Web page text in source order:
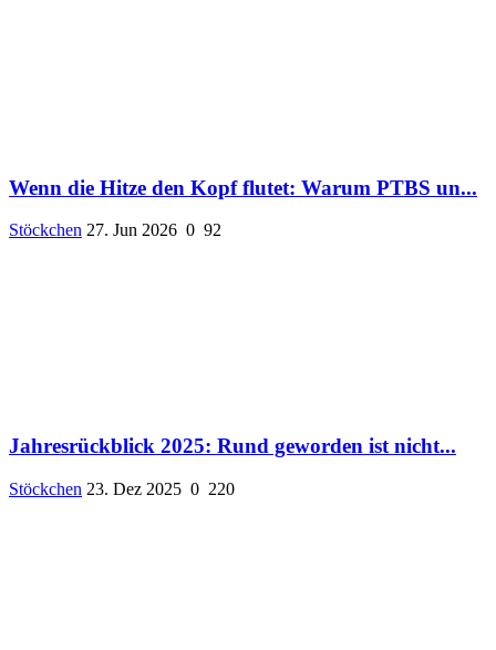
Wenn die Hitze den Kopf flutet: Warum PTBS un...
Stöckchen 27. Jun 2026 0 92
Jahresrückblick 2025: Rund geworden ist nicht...
Stöckchen 23. Dez 2025 0 220